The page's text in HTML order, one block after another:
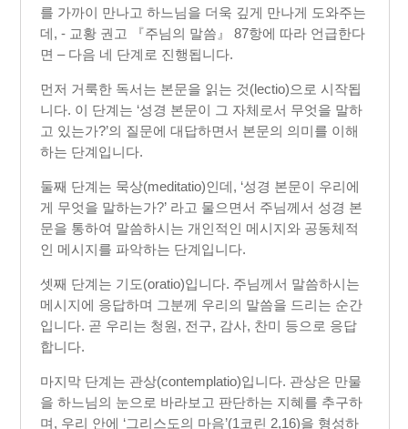
를 가까이 만나고 하느님을 더욱 깊게 만나게 도와주는
데, - 교황 권고 『주님의 말씀』 87항에 따라 언급한다
면 – 다음 네 단계로 진행됩니다.
먼저 거룩한 독서는 본문을 읽는 것(lectio)으로 시작됩
니다. 이 단계는 ‘성경 본문이 그 자체로서 무엇을 말하
고 있는가?’의 질문에 대답하면서 본문의 의미를 이해
하는 단계입니다.
둘째 단계는 묵상(meditatio)인데, ‘성경 본문이 우리에
게 무엇을 말하는가?’ 라고 물으면서 주님께서 성경 본
문을 통하여 말씀하시는 개인적인 메시지와 공동체적
인 메시지를 파악하는 단계입니다.
셋째 단계는 기도(oratio)입니다. 주님께서 말씀하시는
메시지에 응답하며 그분께 우리의 말씀을 드리는 순간
입니다. 곧 우리는 청원, 전구, 감사, 찬미 등으로 응답
합니다.
마지막 단계는 관상(contemplatio)입니다. 관상은 만물
을 하느님의 눈으로 바라보고 판단하는 지혜를 추구하
며, 우리 안에 ‘그리스도의 마음’(1코린 2,16)을 형성하